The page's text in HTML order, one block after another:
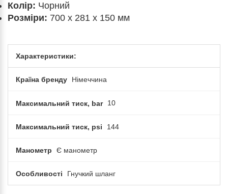
Колір: Чорний
Розміри: 700 x 281 x 150 мм
Характеристики:
Країна бренду Німеччина
Максимальний тиск, bar 10
Максимальний тиск, psi 144
Манометр Є манометр
Особливості Гнучкий шланг